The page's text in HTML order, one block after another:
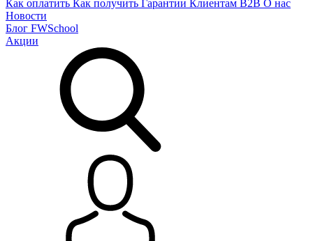
Как оплатить Как получить Гарантии Клиентам B2B О нас
Новости
Блог FWSchool
Акции